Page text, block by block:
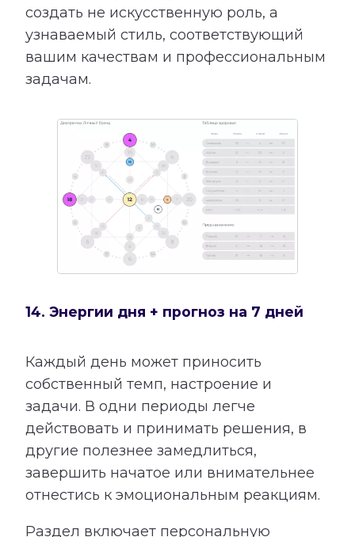
создать не искусственную роль, а
узнаваемый стиль, соответствующий
вашим качествам и профессиональным
задачам.
14. Энергии дня + прогноз на 7 дней
Каждый день может приносить
собственный темп, настроение и
задачи. В одни периоды легче
действовать и принимать решения, в
другие полезнее замедлиться,
завершить начатое или внимательнее
отнестись к эмоциональным реакциям.
Раздел включает персональную